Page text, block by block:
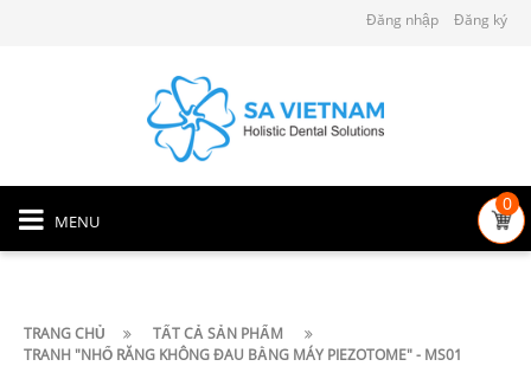
Đăng nhập Đăng ký
MENU
0
TRANG CHỦ
TẤT CẢ SẢN PHẨM
TRANH "NHỔ RĂNG KHÔNG ĐAU BẰNG MÁY PIEZOTOME" - MS01